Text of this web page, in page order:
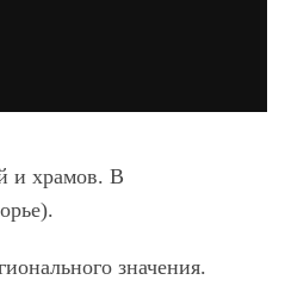
и храмов. В
значения.